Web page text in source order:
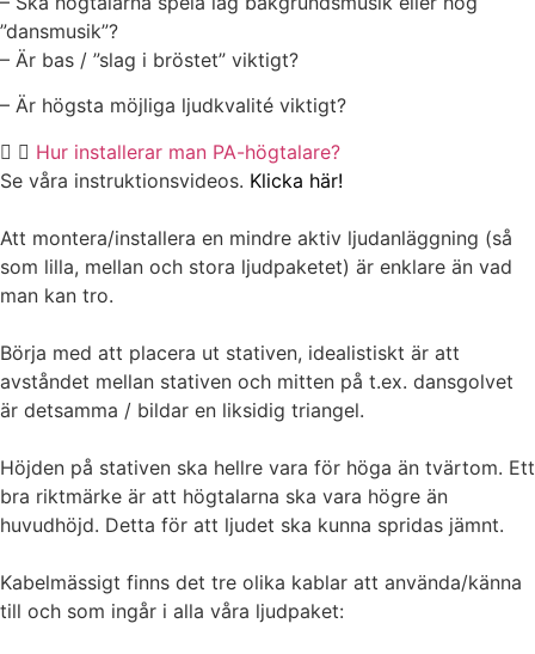
”dansmusik”?
– Är bas / ”slag i bröstet” viktigt?
– Är högsta möjliga ljudkvalité viktigt?
Hur installerar man PA-högtalare?
Se våra instruktionsvideos. Klicka här!
Att montera/installera en mindre aktiv ljudanläggning (så
som lilla, mellan och stora ljudpaketet) är enklare än vad
man kan tro.
Börja med att placera ut stativen, idealistiskt är att
avståndet mellan stativen och mitten på t.ex. dansgolvet
är detsamma / bildar en liksidig triangel.
Höjden på stativen ska hellre vara för höga än tvärtom. Ett
bra riktmärke är att högtalarna ska vara högre än
huvudhöjd. Detta för att ljudet ska kunna spridas jämnt.
Kabelmässigt finns det tre olika kablar att använda/känna
till och som ingår i alla våra ljudpaket: